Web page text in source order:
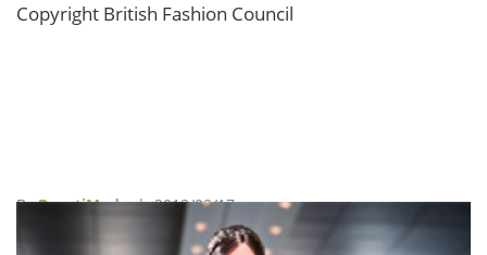
Copyright British Fashion Council
ByBeautiMode| 2013/09/17